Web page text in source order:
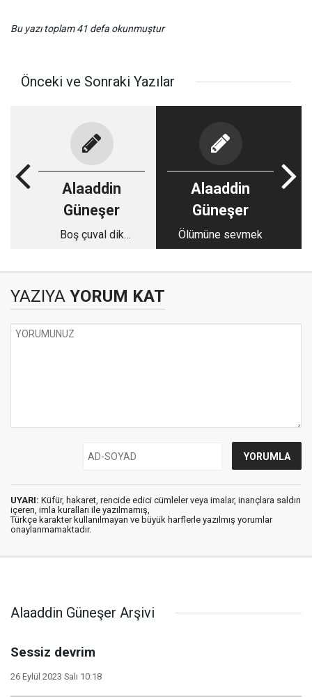
Bu yazı toplam 41 defa okunmuştur
Önceki ve Sonraki Yazılar
Alaaddin
Güneşer
Boş çuval dik
Alaaddin
Güneşer
Ölümüne sevmek
YAZIYA YORUM KAT
UYARI: Küfür, hakaret, rencide edici cümleler veya imalar, inançlara saldırı
içeren, imla kuralları ile yazılmamış,
Türkçe karakter kullanılmayan ve büyük harflerle yazılmış yorumlar
onaylanmamaktadır.
Alaaddin Güneşer Arşivi
Sessiz devrim
26 Eylül 2023 Salı 10:18